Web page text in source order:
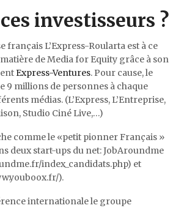
investisseurs ?
français L’Express-Roularta est à ce
de Media for Equity grâce à son
Express-Ventures. Pour cause, le
9 millions de personnes à chaque
médias. (L’Express, L’Entreprise,
Studio Ciné Live,…)
comme le «petit pionner Français »
deux start-ups du net: JobAroundme
index_candidats.php) et
).
internationale le groupe